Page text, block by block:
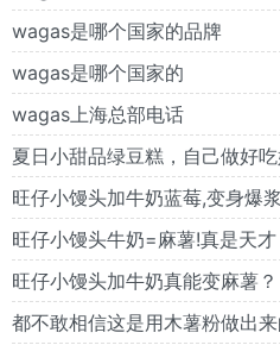
wagas是哪个国家的品牌
wagas是哪个国家的
wagas上海总部电话
夏日小甜品绿豆糕，自己做好
旺仔小馒头加牛奶蓝莓,变身爆
旺仔小馒头牛奶=麻薯!真是天才
旺仔小馒头加牛奶真能变麻薯
都不敢相信这是用木薯粉做出